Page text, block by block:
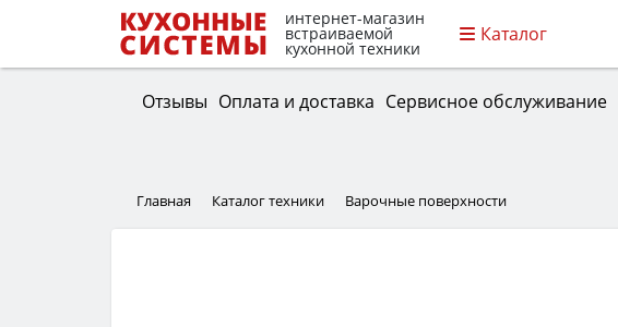
интернет-магазин
встраиваемой
кухонной техники
Каталог
Отзывы Оплата и доставка Сервисное обслуживание
Главная Каталог техники Варочные поверхности